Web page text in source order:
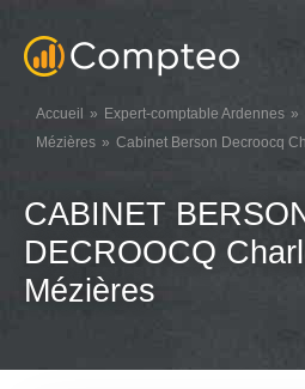
Accueil Expert-comptable Ardennes
Mézières
Cabinet Berson Decroocq
CABINET
DECROOCQ
Mézières